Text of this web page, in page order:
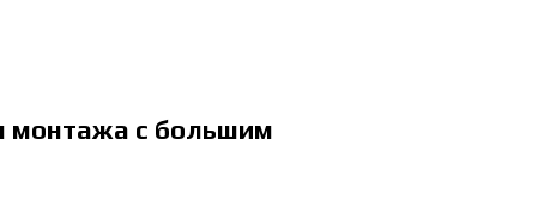
монтажа с большим